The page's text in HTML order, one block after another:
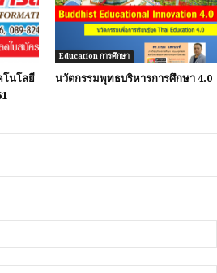
โนโลยี
Education การศึกษา
นวัตกรรมพุทธบริหารการศึกษา 4.0